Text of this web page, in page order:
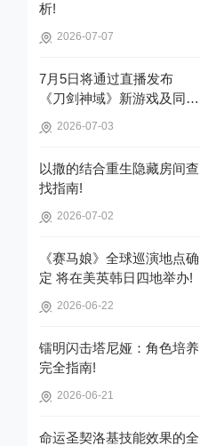
析!
2026-07-07
7月5日将通过直播发布
《刀剑神域》新游戏及同步
时长为110分钟!
2026-07-03
以撒的结合重生隐藏房间查
找指南!
2026-07-02
《赛马娘》全球巡演地点确
定 将在美英韩日四地举办!
2026-06-22
镭明闪击塔尼娅：角色培养
完全指南!
2026-06-21
命运圣契洛基技能效果的全